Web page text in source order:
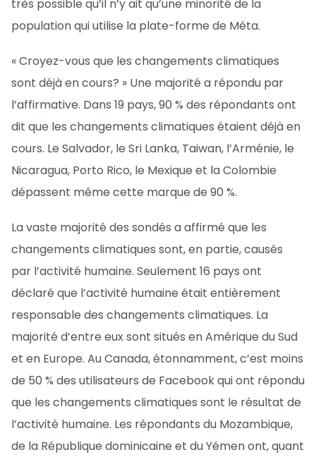
très possible qu’il n’y ait qu’une minorité de la
population qui utilise la plate-forme de Méta.
« Croyez-vous que les changements climatiques
sont déjà en cours? » Une majorité a répondu par
l’affirmative. Dans 19 pays, 90 % des répondants ont
dit que les changements climatiques étaient déjà en
cours. Le Salvador, le Sri Lanka, Taiwan, l’Arménie, le
Nicaragua, Porto Rico, le Mexique et la Colombie
dépassent même cette marque de 90 %.
La vaste majorité des sondés a affirmé que les
changements climatiques sont, en partie, causés
par l’activité humaine. Seulement 16 pays ont
déclaré que l’activité humaine était entièrement
responsable des changements climatiques. La
majorité d’entre eux sont situés en Amérique du Sud
et en Europe. Au Canada, étonnamment, c’est moins
de 50 % des utilisateurs de Facebook qui ont répondu
que les changements climatiques sont le résultat de
l’activité humaine. Les répondants du Mozambique,
de la République dominicaine et du Yémen ont, quant